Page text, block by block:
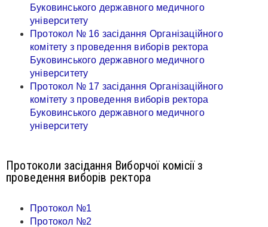
Буковинського державного медичного
університету
Протокол № 16 засідання Організаційного
комітету з проведення виборів ректора
Буковинського державного медичного
університету
Протокол № 17 засідання Організаційного
комітету з проведення виборів ректора
Буковинського державного медичного
університету
Протоколи засідання Виборчої комісії з
проведення виборів ректора
Протокол №1
Протокол №2